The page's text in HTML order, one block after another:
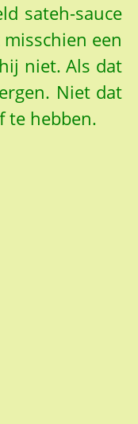
sateh-sauce
een
niet. Als dat
Niet dat
te hebben.